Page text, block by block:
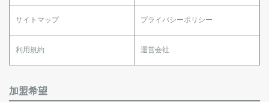
サイトマップ プライバシーポリシー
利用規約 運営会社
加盟希望